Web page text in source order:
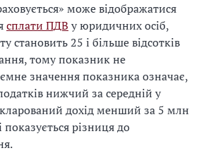
може відображатися
сплати ПДВ у юридичних осіб,
становить 25 і більше відсотків
тому показник не
значення показника означає,
нижчий за середній у
дохід менший за 5 млн
показується різниця до